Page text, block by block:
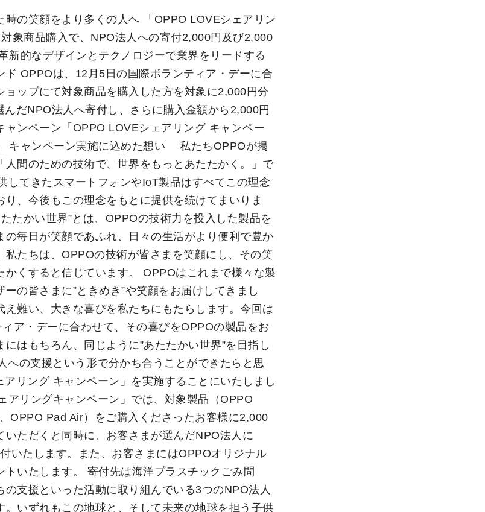
時の笑顔をより多くの人へ 「OPPO LOVEシェアリン
象商品購入で、NPO法人への寄付2,000円及び2,000
新的なデザインとテクノロジーで業界をリードする
ド OPPOは、12月5日の国際ボランティア・デーに合
ョップにて対象商品を購入した方を対象に2,000円分
んだNPO法人へ寄付し、さらに購入金額から2,000円
ャンペーン「OPPO LOVEシェアリング キャンペー
キャンペーン実施に込めた想い 私たちOPPOが掲
人間のための技術で、世界をもっとあたたかく。」で
してきたスマートフォンやIoT製品はすべてこの理念
り、今後もこの理念をもとに提供を続けてまいりま
たかい世界”とは、OPPOの技術力を投入した製品を
の毎日が笑顔であふれ、日々の生活がより便利で豊か
私たちは、OPPOの技術が皆さまを笑顔にし、その笑
かくすると信じています。 OPPOはこれまで様々な製
の皆さまに”ときめき”や笑顔をお届けしてきまし
え難い、大きな喜びを私たちにもたらします。今回は
ア・デーに合わせて、その喜びをOPPOの製品をお
はもちろん、同じように”あたたかい世界”を目指し
への支援という形で分かち合うことができたらと思
リング キャンペーン」を実施することにいたしまし
アリングキャンペーン」では、対象製品（OPPO
OPPO Pad Air）をご購入くださったお客様に2,000
いただくと同時に、お客さまが選んだNPO法人に
いたします。また、お客さまにはOPPOオリジナル
トいたします。 寄付先は海洋プラスチックごみ問
の支援といった活動に取り組んでいる3つのNPO法人
。いずれもこの地球と、そして未来の地球を担う子供